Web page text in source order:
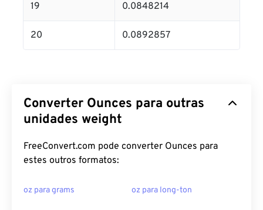
19 0.0848214
20 0.0892857
Converter Ounces para outras
unidades weight
FreeConvert.com pode converter Ounces para
estes outros formatos:
oz para grams oz para long-ton